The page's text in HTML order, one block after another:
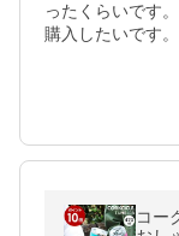
ったくらいです
購入したいです。
コー